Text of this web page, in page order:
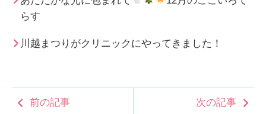
らす
川越まつりがクリニックにやってきました！
前の記事
次の記事